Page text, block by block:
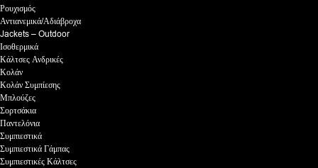
Ρουχισμός
Αντιανεμικά/Αδιάβροχα
Jackets – Outdoor
Ισοθερμικά
Κάλτσες Ανδρικές
Κολάν
Κολάν Συμπίεσης
Μπλούζες
Σορτσάκια
Παντελόνια
Συμπιεστικά
Συμπιεστικά Γάμπας
Συμπιεστικές Κάλτσες